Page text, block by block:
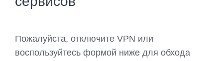
Пожалуйста, отключите VPN или
воспользуйтесь формой ниже для обхода